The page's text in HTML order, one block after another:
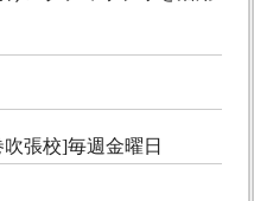
張校]毎週金曜日